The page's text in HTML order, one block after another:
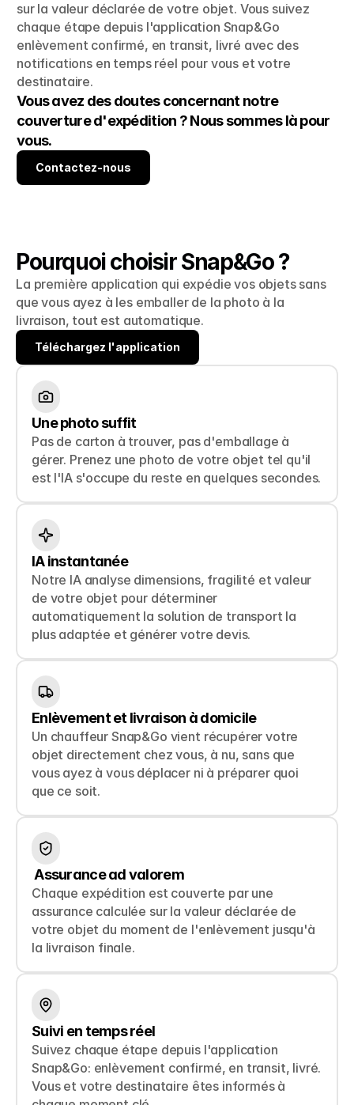
sur la valeur déclarée de votre objet. Vous suivez
chaque étape depuis l'application Snap&Go
enlèvement confirmé, en transit, livré avec des
notifications en temps réel pour vous et votre
destinataire.
Vous avez des doutes concernant notre
couverture d'expédition ? Nous sommes là pour
vous.
Contactez-nous
Pourquoi choisir Snap&Go ?
La première application qui expédie vos objets sans
que vous ayez à les emballer de la photo à la
livraison, tout est automatique.
Téléchargez l'application
Une photo suffit
Pas de carton à trouver, pas d'emballage à
gérer. Prenez une photo de votre objet tel qu'il
est l'IA s'occupe du reste en quelques secondes.
IA instantanée
Notre IA analyse dimensions, fragilité et valeur
de votre objet pour déterminer
automatiquement la solution de transport la
plus adaptée et générer votre devis.
Enlèvement et livraison à domicile
Un chauffeur Snap&Go vient récupérer votre
objet directement chez vous, à nu, sans que
vous ayez à vous déplacer ni à préparer quoi
que ce soit.
Assurance ad valorem
Chaque expédition est couverte par une
assurance calculée sur la valeur déclarée de
votre objet du moment de l'enlèvement jusqu'à
la livraison finale.
Suivi en temps réel
Suivez chaque étape depuis l'application
Snap&Go: enlèvement confirmé, en transit, livré.
Vous et votre destinataire êtes informés à